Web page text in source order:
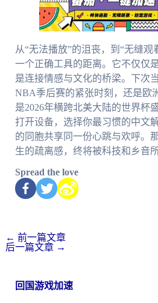
从“无法播放”的沮丧，到“无缝
一个正确工具的距离。它不仅仅
是连接情感与文化的桥梁。下次
NBA季后赛的紧张时刻，还是欧
是2026年横跨北美大陆的世界杯
打开设备，选择你最习惯的中文
的同胞共享同一份心跳与欢呼。
生的疏离感，终将被科技和乡音所
Spread the love
← 前一篇文章
后一篇文章 →
回国游戏加速